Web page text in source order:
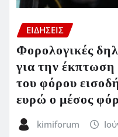
ΕΙΔΗΣΕΙΣ
Φορολογικές
για την
του φόρου
ευρώ ο μέσος
kimiforum